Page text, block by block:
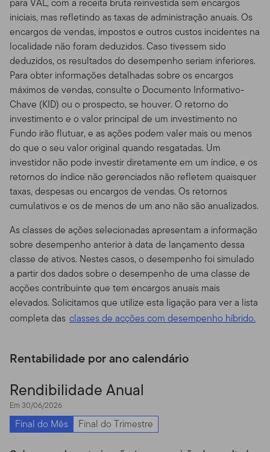
iniciais, mas refletindo as taxas de administração anuais. Os
encargos de vendas, impostos e outros custos incidentes na
localidade não foram deduzidos. Caso tivessem sido
deduzidos, os resultados do desempenho seriam inferiores.
Para obter informações detalhadas sobre os encargos
máximos de vendas, consulte o Documento Informativo-
Chave (KID) ou o prospecto, se houver. O retorno do
investimento e o valor principal de um investimento no
Fundo irão flutuar, e as ações podem valer mais ou menos
do que o seu valor original quando resgatadas. Um
investidor não pode investir diretamente em um índice, e os
retornos do índice não gerenciados não refletem quaisquer
taxas, despesas ou encargos de vendas. Os retornos
cumulativos e os de menos de um ano não são anualizados.
As classes de ações selecionadas apresentam a informação
sobre desempenho anterior à data de lançamento dessa
classe de ativos. Nestes casos, o desempenho foi simulado
a partir dos dados sobre o desempenho de uma classe de
acções contribuinte que tem encargos anuais mais
elevados. Solicitamos que utilize esta ligação para ver a lista
completa das classes de acções com desempenho híbrido.
Rentabilidade por ano calendário
Rendibilidade Anual
Em 30/06/2026
Final do Mês Final do Trimestre
dados pessoalmente identificáveis. Você consente a
informação de tais informações através de meios
eletrônicos pela Internet e este consentimento estará
sendo efetivo a cada vez que você usar o Site.
Comunicação Não Solicitada.Nós recebemos com
prazer seu feedback sobre o Site, e usaremos esses
dados para melhorá-lo. Se você nos enviar idéias não
solicitadas ou material de qualquer tipo
("Comunicações") e nós o usarmos para desenvolver ou
vender produtos, serviços, conteúdo, ferramentas ou
informação, você está concordando que possamos
fazê-lo sem lhe compensar de qualquer forma. Ao nos
prover tais Comunicações, você está nos dizendo que
possui todos os direitos dela. isso significa que você a
partir de então garante à Franklin Templeton uma
licença perpétua, mundial irrevogável e livre de
royalties para editar, reproduzir, revelar, transmitir,
publicar ou postar sua Comunicação ou no Site ou em
outro lugar, sem que haja dívida ou obrigação para com
você. A Franklin Templeton é livre para utilizar qualquer
idéia conceito, know-how ou técnicas obtidas através de
sua Comunicação não solicitada para qualquer fim,
comercializar produtos. A menos que digamos o
contrário em nosso Site ou em nossa Política de
Privacidade, qualquer comunicação que você envie por
e-mail ou transmita pelo Site pode ser tratada por nós
como não confidencial e sem direito de propriedade.
Monitoramento do Uso.Nós nos reservamos o direito,